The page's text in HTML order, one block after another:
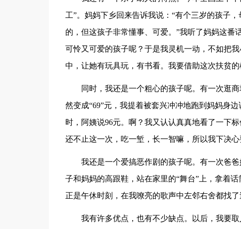
工”。妈妈下乡回来告诉我说：“有个三岁的孩子
的，但这孩子非常懂事、可爱。”我听了妈妈这番
可怜又可爱的孩子呢？于是我灵机一动，不如把
中，让她有玩具玩，有书看。我要借助这次扶贫的
同时，我还是一个粗心的孩子呢。有一次逛
然变成“69”元，我提着被套兴冲冲地跑到妈妈身
时，阿姨说96元。啊？我又认认真真地看了一下
还不止这一次，吃一堑，长一智嘛，所以我下决心
我还是一个爱搞恶作剧的孩子呢。有一次爸
子和妈妈的高跟鞋，站在家里的“舞台”上，拿着
正是午休时刻，在我嘹亮的歌声中左邻右舍都找
我有许多优点，也有不少缺点。以后，我要